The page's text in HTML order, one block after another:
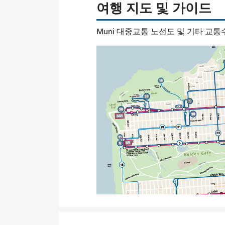
여행 지도 및 가이드
Muni 대중교통 노선도 및 기타 교통